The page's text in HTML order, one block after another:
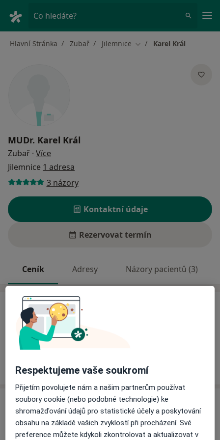
Co hledáte?
Hlavní Stránka Zubař Jilemnice Změna města
Karel Král
MUDr. Karel Král
Zubař · Více
Jilemnice 1 adresa
3 názory
Kontaktní údaje
Rezervovat termín
Ceník Adresy Názory pacientů (3)
Ceník
Informace o službách a cenách nejsou k dispozici
Tento specialista ještě nepřidával žádné informace o
Adresa
Praktický zubní lékař
Komenského 2, Jilemnice51401
Respektujeme vaše soukromí
Přijetím povolujete nám a našim partnerům používat
soubory cookie (nebo podobné technologie) ke
shromažďování údajů pro statistické účely a poskytování
obsahu na základě vašich zvyklostí při procházení. Své
preference můžete kdykoli zkontrolovat a aktualizovat v